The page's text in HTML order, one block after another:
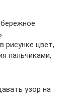
рисунке цвет,
пальчиками,
узор на